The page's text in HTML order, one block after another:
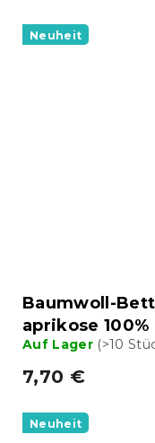
Neuheit
Baumwoll-
aprikose
Auf Lager (>10
7,70 €
Neuheit